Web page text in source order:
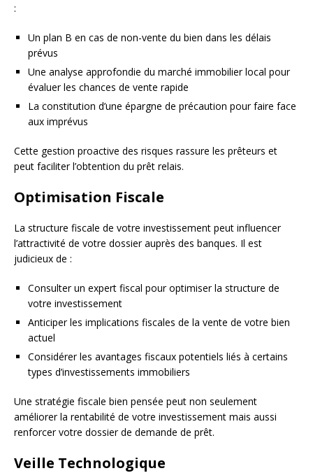
:
Un plan B en cas de non-vente du bien dans les délais
prévus
Une analyse approfondie du marché immobilier local pour
évaluer les chances de vente rapide
La constitution d’une épargne de précaution pour faire face
aux imprévus
Cette gestion proactive des risques rassure les prêteurs et
peut faciliter l’obtention du prêt relais.
Optimisation Fiscale
La structure fiscale de votre investissement peut influencer
l’attractivité de votre dossier auprès des banques. Il est
judicieux de :
Consulter un expert fiscal pour optimiser la structure de
votre investissement
Anticiper les implications fiscales de la vente de votre bien
actuel
Considérer les avantages fiscaux potentiels liés à certains
types d’investissements immobiliers
Une stratégie fiscale bien pensée peut non seulement
améliorer la rentabilité de votre investissement mais aussi
renforcer votre dossier de demande de prêt.
Veille Technologique